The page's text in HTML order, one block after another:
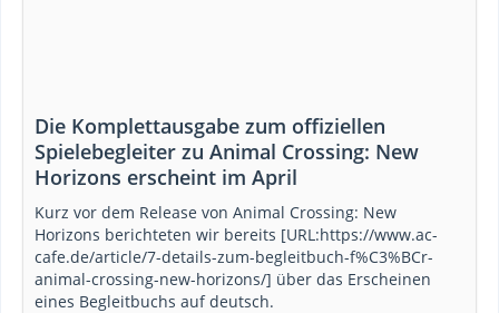
Die Komplettausgabe zum offiziellen
Spielebegleiter zu Animal Crossing: New
Horizons erscheint im April
Kurz vor dem Release von Animal Crossing: New
Horizons berichteten wir bereits [URL:https://www.ac-
cafe.de/article/7-details-zum-begleitbuch-f%C3%BCr-
animal-crossing-new-horizons/] über das Erscheinen
eines Begleitbuchs auf deutsch.